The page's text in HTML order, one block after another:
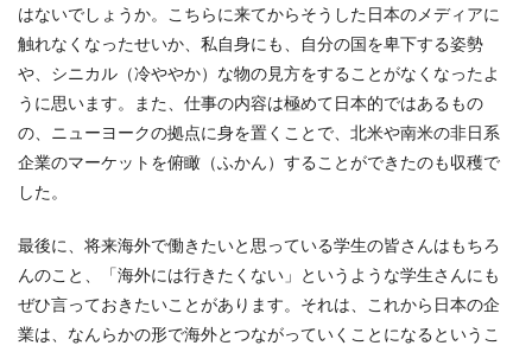
はないでしょうか。こちらに来てからそうした日本のメディアに
触れなくなったせいか、私自身にも、自分の国を卑下する姿勢
や、シニカル（冷ややか）な物の見方をすることがなくなったよ
うに思います。また、仕事の内容は極めて日本的ではあるもの
の、ニューヨークの拠点に身を置くことで、北米や南米の非日系
企業のマーケットを俯瞰（ふかん）することができたのも収穫で
した。
最後に、将来海外で働きたいと思っている学生の皆さんはもちろ
んのこと、「海外には行きたくない」というような学生さんにも
ぜひ言っておきたいことがあります。それは、これから日本の企
業は、なんらかの形で海外とつながっていくことになるというこ